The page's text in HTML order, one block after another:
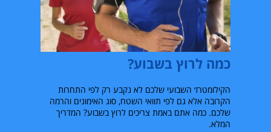
כמה לרוץ בשבוע?
הקילומטרז׳ השבועי שלכם לא נקבע רק לפי התחרות
הקרובה אלא גם לפי תוואי השטח, סוג האימונים והרמה
שלכם. כמה אתם באמת צריכים לרוץ בשבוע? המדריך
המלא.